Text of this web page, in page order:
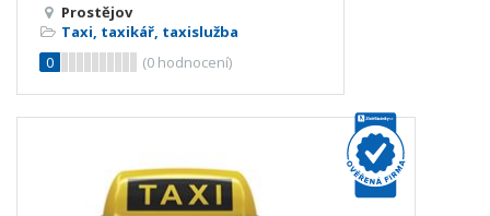
Prostějov
Taxi, taxikář, taxislužba
0
(0 hodnocení)